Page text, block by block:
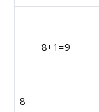
8
8+1=9